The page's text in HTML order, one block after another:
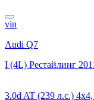
vin
Audi Q7
I (4L) Рестайлинг
3.0d AT (239 л.с.)